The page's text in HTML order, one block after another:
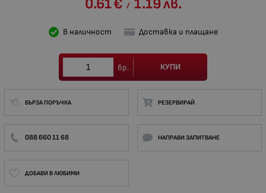
0.61€ / 1.19лв.
В наличност Доставка и плащане
бр. КУПИ
БЪРЗА ПОРЪЧКА РЕЗЕРВИРАЙ
088 660 11 68 НАПРАВИ ЗАПИТВАНЕ
ДОБАВИ В ЛЮБИМИ